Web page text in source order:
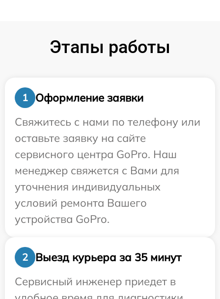
Этапы работы
1
Оформление заявки
Свяжитесь с нами по телефону или
оставьте заявку на сайте
сервисного центра GoPro. Наш
менеджер свяжется с Вами для
уточнения индивидуальных
условий ремонта Вашего
устройства GoPro.
2
Выезд курьера за 35 минут
Сервисный инженер приедет в